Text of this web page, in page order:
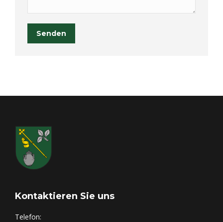
Senden
Kontaktieren Sie uns
Telefon: